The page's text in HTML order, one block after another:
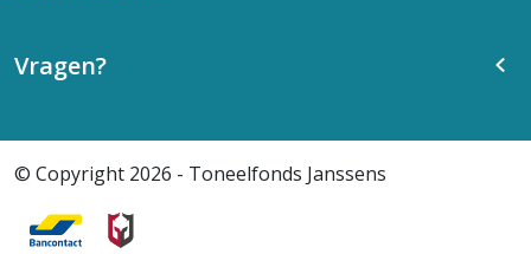
Vragen?
© Copyright 2026 - Toneelfonds Janssens